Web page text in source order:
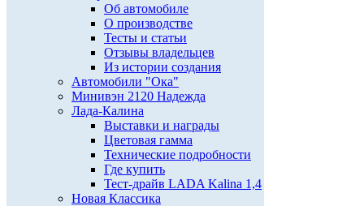
Об автомобиле
О производстве
Тесты и статьи
Отзывы владельцев
Из истории создания
Автомобили "Ока"
Минивэн 2120 Надежда
Лада-Калина
Выставки и награды
Цветовая гамма
Технические подробности
Где купить
Тест-драйв LADA Kalina 1,4
Новая Классика